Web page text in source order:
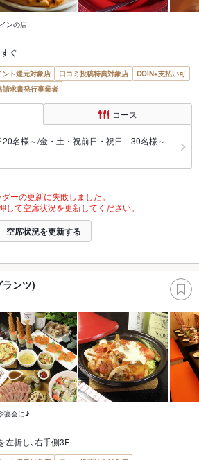
ンの店
ぐ
ント還元対象店 口コミ投稿特典対象店
COIN+支払い可
請求書発行事業者
コース
20名様～/金・土・祝前日・祝日 30名様～
ーの更新に失敗しました。
して空席状況を更新してください。
空席状況を更新する
ンツ)
宴会に♪
左折し､右手側3F